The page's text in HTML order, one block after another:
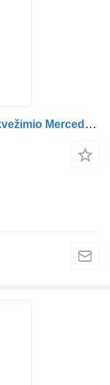
Ašis AXA motrică A9423516601 sunkvežimio Mercedes-Benz A9423516601 / A9423502339 – Second Hand, în stare bună